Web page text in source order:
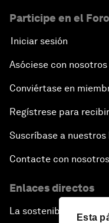
Esta
Participe en el Foro
Iniciar sesión
Asóciese con nosotros
Conviértase en
Regístrese para
Suscríbase a
Contacte con nosotros
Enlaces directos
La sostenibilidad en el